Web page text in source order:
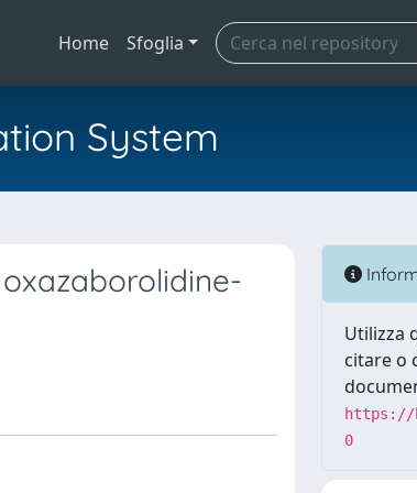
Home Sfoglia
System
Utilizza
citare o
https://
0